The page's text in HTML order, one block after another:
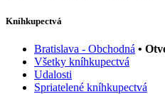
Kníhkupectvá
Bratislava - Obchodná •
Všetky kníhkupectvá
Udalosti
Spriatelené kníhkupectvá